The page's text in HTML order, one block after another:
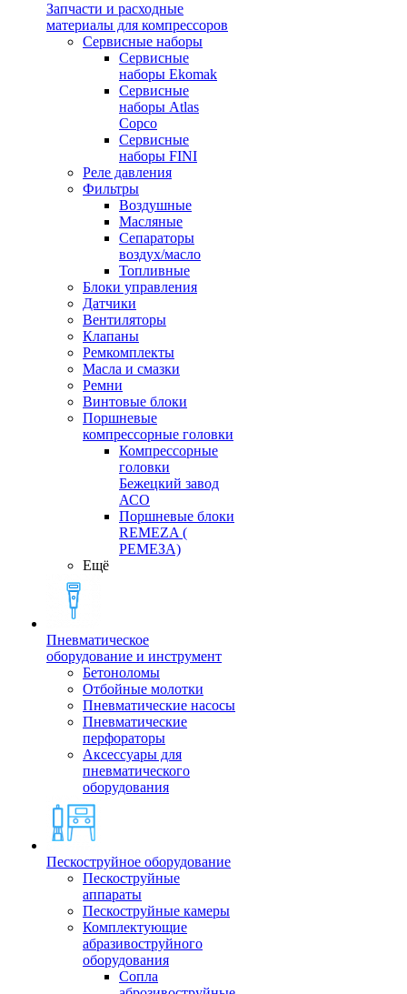
Запчасти и расходные
материалы для компрессоров
Cервисные наборы
Сервисные
наборы Ekomak
Cервисные
наборы Atlas
Copco
Сервисные
наборы FINI
Реле давления
Фильтры
Воздушные
Масляные
Сепараторы
воздух/масло
Топливные
Блоки управления
Датчики
Вентиляторы
Клапаны
Ремкомплекты
Масла и смазки
Ремни
Винтовые блоки
Поршневые
компрессорные головки
Компрессорные
головки
Бежецкий завод
АСО
Поршневые блоки
REMEZA (
РЕМЕЗА)
Ещё
Пневматическое
оборудование и инструмент
Бетоноломы
Отбойные молотки
Пневматические насосы
Пневматические
перфораторы
Аксессуары для
пневматического
оборудования
Пескоструйное оборудование
Пескоструйные
аппараты
Пескоструйные камеры
Комплектующие
абразивоструйного
оборудования
Сопла